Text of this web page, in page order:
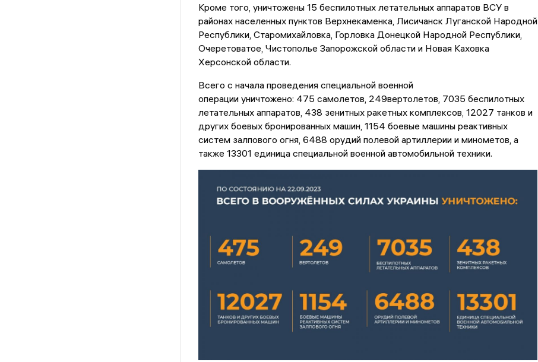
Кроме того, уничтожены 15 беспилотных летательных аппаратов ВСУ в
районах населенных пунктов Верхнекаменка, Лисичанск Луганской Народной
Республики, Старомихайловка, Горловка Донецкой Народной Республики,
Очеретоватое, Чистополье Запорожской области и Новая Каховка
Херсонской области.
Всего с начала проведения специальной военной
операции уничтожено: 475 самолетов, 249вертолетов, 7035 беспилотных
летательных аппаратов, 438 зенитных ракетных комплексов, 12027 танков и
других боевых бронированных машин, 1154 боевые машины реактивных
систем залпового огня, 6488 орудий полевой артиллерии и минометов, а
также 13301 единица специальной военной автомобильной техники.